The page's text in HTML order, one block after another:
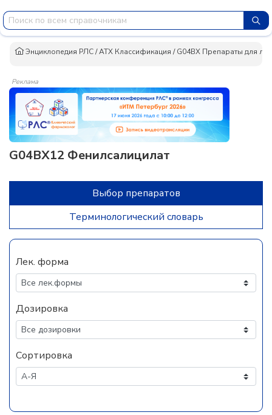
Энциклопедия РЛС/АТХ Классификация /G04BX Препараты для
Реклама
G04BX12 Фенилсалицилат
Выбор препаратов
Терминологический словарь
Лек. форма
Дозировка
Сортировка